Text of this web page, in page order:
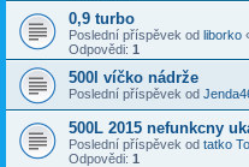
0,9 turbo
Poslední příspěvek od liborko
Odpovědi: 1
500l víčko nádrže
Poslední příspěvek od
500L 2015 nefunkcny
Poslední příspěvek od tatko
Odpovědi: 1